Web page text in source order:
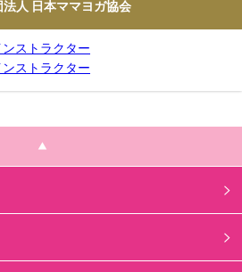
法人 日本ママヨガ協会